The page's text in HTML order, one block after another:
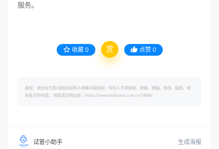
服务。
收藏 0 赏 点赞 0
版权：未经有方及/或相关权利人明确书面授权，任何人不得复制、转载、摘编、修改、链接、转
帖有方的内容。 转载请注明出处：https://www.bobcare.com.cn/1666/
试管小助手 生成海报